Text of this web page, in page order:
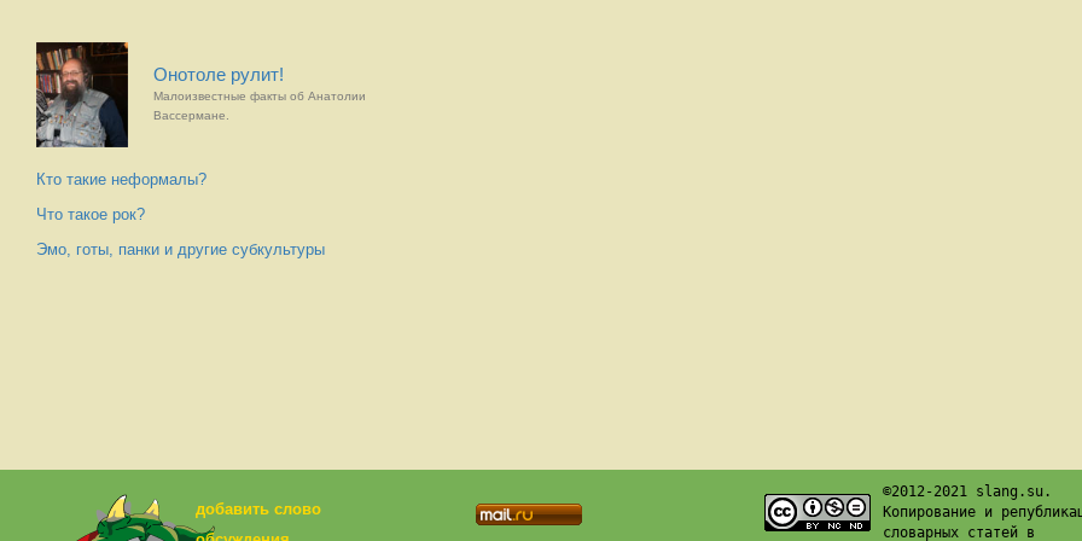
Онотоле рулит!
Малоизвестные факты об Анатолии
Вассермане.
Кто такие неформалы?
Что такое рок?
Эмо, готы, панки и другие субкультуры
добавить слово
©2012-2021 slang.su.
Копирование и
словарных статей в